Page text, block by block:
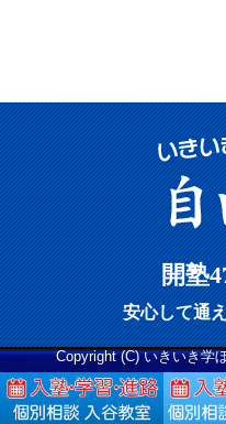
開塾
安心して通
Copyright (C) いきいき学